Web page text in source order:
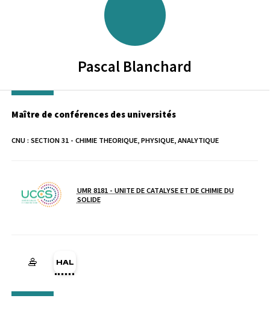
Pascal Blanchard
Maître de conférences des universités
CNU : SECTION 31 - CHIMIE THEORIQUE, PHYSIQUE, ANALYTIQUE
Laboratoire / équipe
UMR 8181 - UNITE DE CATALYSE ET DE CHIMIE DU
SOLIDE
HAL pascal-blanchard (Ouverture dans une nouvelle fenêtre)